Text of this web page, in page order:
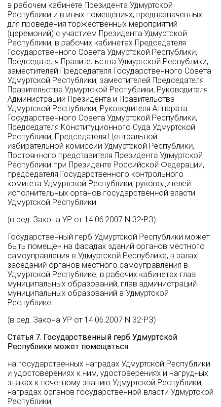
в рабочем кабинете Президента Удмуртской
Республики и в иных помещениях, предназначенных
для проведения торжественных мероприятий
(церемоний) с участием Президента Удмуртской
Республики, в рабочих кабинетах Председателя
Государственного Совета Удмуртской Республики,
Председателя Правительства Удмуртской Республики,
заместителей Председателя Государственного Совета
Удмуртской Республики, заместителей Председателя
Правительства Удмуртской Республики, Руководителя
Администрации Президента и Правительства
Удмуртской Республики, Руководителя Аппарата
Государственного Совета Удмуртской Республики,
Председателя Конституционного Суда Удмуртской
Республики, Председателя Центральной
избирательной комиссии Удмуртской Республики,
Постоянного представителя Президента Удмуртской
Республики при Президенте Российской Федерации,
председателя Государственного контрольного
комитета Удмуртской Республики, руководителей
исполнительных органов государственной власти
Удмуртской Республики.
(в ред. Закона УР от 14.06.2007 N 32-РЗ)
Государственный герб Удмуртской Республики может
быть помещен на фасадах зданий органов местного
самоуправления в Удмуртской Республике, в залах
заседаний органов местного самоуправления в
Удмуртской Республике, в рабочих кабинетах глав
муниципальных образований, глав администраций
муниципальных образований в Удмуртской
Республике.
(в ред. Закона УР от 14.06.2007 N 32-РЗ)
Статья 7. Государственный герб Удмуртской
Республики может помещаться:
на государственных наградах Удмуртской Республики
и удостоверениях к ним, удостоверениях и нагрудных
знаках к почетному званию Удмуртской Республики,
наградах органов государственной власти Удмуртской
Республики;